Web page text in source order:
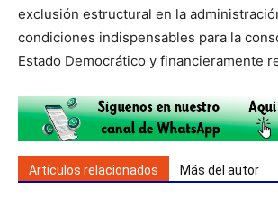
exclusión estructural en la
condiciones indispensables para la
Estado Democrático y financieramente
Artículos relacionados Más del autor